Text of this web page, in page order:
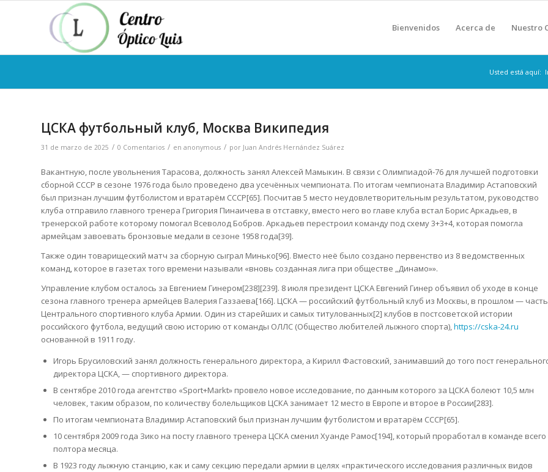
Bienvenidos Acerca de Nuestro
Usted está aquí:
ЦСКА футбольный клуб, Москва Википедия
31 de marzo de 2025 / 0 Comentarios / en anonymous / por Juan Andrés Hernández Suárez
Вакантную, после увольнения Тарасова, должность занял Алексей Мамыкин. В связи с Олимпиадой-76 для лучшей подготовки
сборной СССР в сезоне 1976 года было проведено два усечённых чемпионата. По итогам чемпионата Владимир Астаповский
был признан лучшим футболистом и вратарём СССР[65]. Посчитав 5 место неудовлетворительным результатом, руководство
клуба отправило главного тренера Григория Пинаичева в отставку, вместо него во главе клуба встал Борис Аркадьев, в
тренерской работе которому помогал Всеволод Бобров. Аркадьев перестроил команду под схему 3+3+4, которая помогла
армейцам завоевать бронзовые медали в сезоне 1958 года[39].
Также один товарищеский матч за сборную сыграл Минько[96]. Вместо неё было создано первенство из 8 ведомственных
команд, которое в газетах того времени называли «вновь созданная лига при обществе „Динамо»».
Управление клубом осталось за Евгением Гинером[238][239]. 8 июля президент ЦСКА Евгений Гинер объявил об уходе в конце
сезона главного тренера армейцев Валерия Газзаева[166]. ЦСКА — российский футбольный клуб из Москвы, в прошлом — часть
Центрального спортивного клуба Армии. Один из старейших и самых титулованных[2] клубов в постсоветской истории
российского футбола, ведущий свою историю от команды ОЛЛС (Общество любителей лыжного спорта),https://cska-24.ru
основанной в 1911 году.
Игорь Брусиловский занял должность генерального директора, а Кирилл Фастовский, занимавший до того пост
директора ЦСКА, — спортивного директора.
В сентябре 2010 года агентство «Sport+Markt» провело новое исследование, по данным которого за ЦСКА болеют 10,5 млн
человек, таким образом, по количеству болельщиков ЦСКА занимает 12 место в Европе и второе в России[283].
По итогам чемпионата Владимир Астаповский был признан лучшим футболистом и вратарём СССР[65].
10 сентября 2009 года Зико на посту главного тренера ЦСКА сменил Хуанде Рамос[194], который проработал в команде всего
полтора месяца.
В 1923 году лыжную станцию, как и саму секцию передали армии в целях «практического исследования различных видов